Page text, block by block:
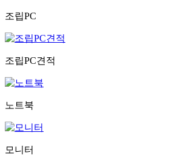
조립PC
조립PC견적
노트북
모니터